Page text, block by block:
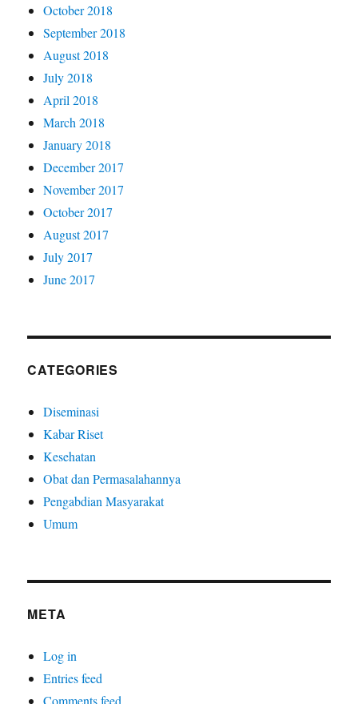
October 2018
September 2018
August 2018
July 2018
April 2018
March 2018
January 2018
December 2017
November 2017
October 2017
August 2017
July 2017
June 2017
CATEGORIES
Diseminasi
Kabar Riset
Kesehatan
Obat dan Permasalahannya
Pengabdian Masyarakat
Umum
META
Log in
Entries feed
Comments feed